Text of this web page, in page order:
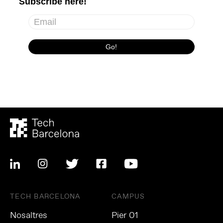
TECH BARCELONA
Nosaltres
CAMPUS
Pier 01